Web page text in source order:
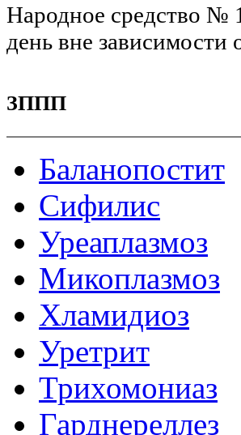
Народное средство
день вне зависимости
ЗППП
Баланопостит
Сифилис
Уреаплазмоз
Микоплазмоз
Хламидиоз
Уретрит
Трихомониаз
Гарднереллез